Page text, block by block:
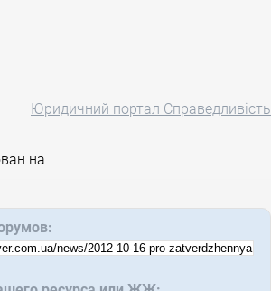
Юридичний портал Справедливість
на